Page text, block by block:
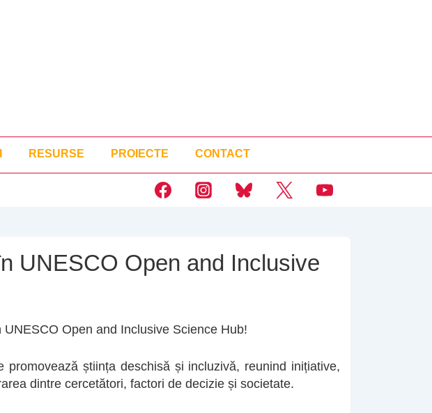
RESURSE PROIECTE CONTACT
UNESCO Open and Inclusive
UNESCO Open and Inclusive Science Hub!
știința deschisă și incluzivă, reunind inițiative,
dintre cercetători, factori de decizie și societate.